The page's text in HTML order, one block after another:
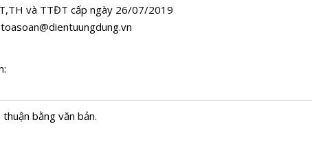
và TTĐT cấp ngày 26/07/2019
toasoan@dientuungdung.vn
bằng văn bản.